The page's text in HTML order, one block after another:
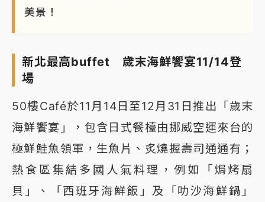
美景！
新北最高buffet 歲末海鮮饗宴11/14登
場
50樓Café於11月14日至12月31日推出「歲末
海鮮饗宴」，包含日式餐檯由挪威空運來台的
極鮮鮭魚領軍，生魚片、炙燒握壽司通通有；
熱食區集結多國人氣料理，例如「焗烤扇
貝」、「西班牙海鮮飯」及「叻沙海鮮鍋」